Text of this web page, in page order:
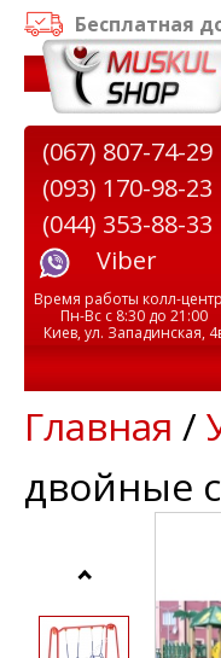
Бесплатная
на тренажеры до
(067) 807-74-29
(093) 170-98-23
(044) 353-88-33
Viber
Время работы колл-
Пн-Вс с 8:30 до 21:00
Киев, ул. Западинская,
Главная /
двойные